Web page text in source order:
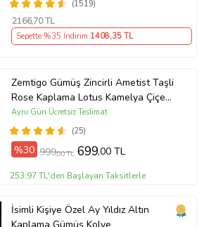
(1519)
2166,70 TL
Sepette %35 İndirim 1408,35 TL
Zemtigo Gümüş Zincirli Ametist Taşli
Rose Kaplama Lotus Kamelya Çiçeği
Kolye
(25)
Aynı Gün Ücretsiz Teslimat
%30 999,00 TL 699,00 TL
253,97 TL'den Başlayan Taksitlerle
İsimli Kişiye Özel Ay Yıldız Altın